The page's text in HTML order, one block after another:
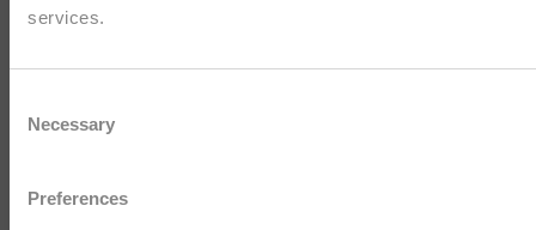
services.
Selection
Necessary
Preferences